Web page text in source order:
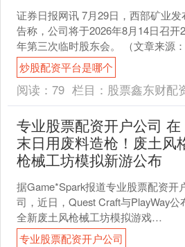
证券日报网讯 7月29日，西部矿业发
告称，公司将于2026年8月14日召开
年第三次临时股东会。 （文章来源
券日报）炒股配资平台是哪个 海量资
讯、....
炒股配资平台是哪个
阅读： 79 栏目： 股票鑫东财配
专业股票配资开户公司 在
末日用废料造枪！废土风
枪械工坊模拟新游公布
据Game*Spark报道专业股票配资开
司，近日，Quest Craft与PlayWay公
全新废土风枪械工坊模拟游戏
《Wasteland Gunsmit....
专业股票配资开户公司